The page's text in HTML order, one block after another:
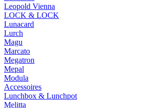
Leopold Vienna
LOCK & LOCK
Lunacard
Lurch
Magu
Marcato
Megatron
Mepal
Modula
Accessoires
Lunchbox & Lunchpot
Melitta